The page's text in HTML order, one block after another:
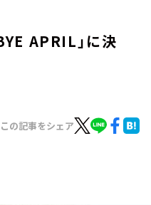
APRIL」に決
この記事をシェア